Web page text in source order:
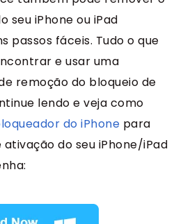
seu iPhone ou iPad
passos fáceis. Tudo o que
e usar uma
remoção do bloqueio de
lendo e veja como
do iPhone para
do seu iPhone/iPad